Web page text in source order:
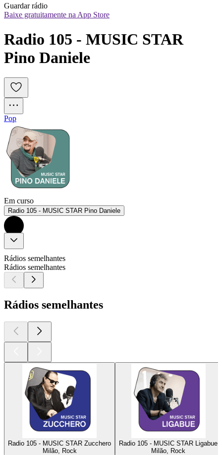
Guardar rádio
Baixe gratuitamente na App Store
Radio 105 - MUSIC STAR
Pino Daniele
Pop
Em curso
Radio 105 - MUSIC STAR Pino Daniele
Rádios semelhantes
Rádios semelhantes
Rádios semelhantes
Radio 105 - MUSIC STAR Zucchero
Milão, Rock
Radio 105 - MUSIC STAR Ligabue
Milão, Rock